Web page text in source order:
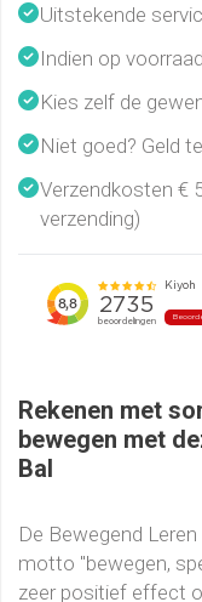
Uitstekende
Indien op
Kies zelf de
Niet goed? Geld
Verzendkosten €
verzending)
Rekenen met
bewegen met
Bal
De Bewegend
motto "bewegen,
zeer positief effect